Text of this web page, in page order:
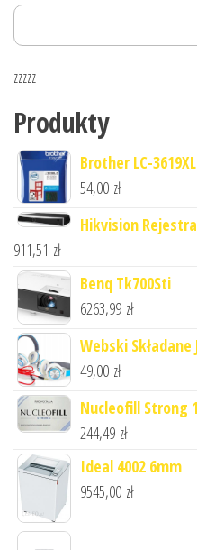
zzzzz
Produkty
Brother LC-
54,00 zł
Hikvision
911,51 zł
Benq Tk700Sti
6263,99 zł
Webski Składane
49,00 zł
Nucleofill Strong
244,49 zł
Ideal 4002 6mm
9545,00 zł